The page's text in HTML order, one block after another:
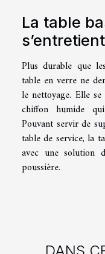
La table
Plus durable que
table en verre ne
le nettoyage. Elle
chiffon humide
Pouvant servir de
table de service, la
avec une solution
poussière.